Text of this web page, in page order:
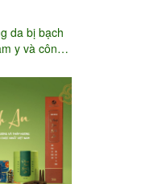
bị bạch
y và công